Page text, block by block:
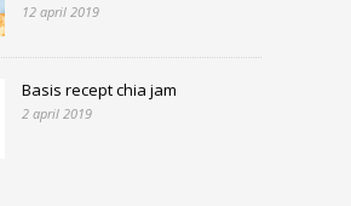
12 april 2019
Basis recept chia jam
2 april 2019